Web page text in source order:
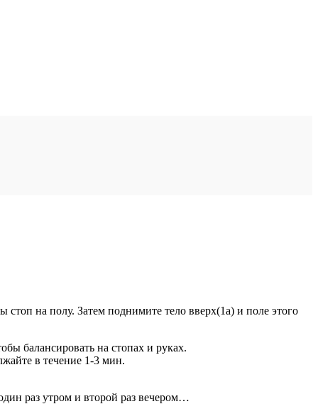
на полу. Затем поднимите тело вверх(1а) и поле этого
балансировать на стопах и руках.
в течение 1-3 мин.
раз утром и второй раз вечером…